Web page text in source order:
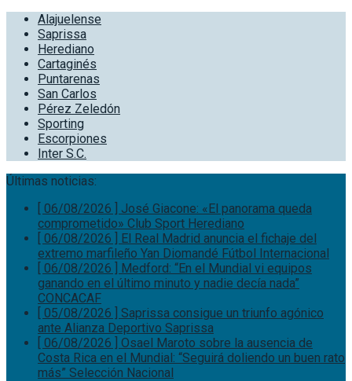
Alajuelense
Saprissa
Herediano
Cartaginés
Puntarenas
San Carlos
Pérez Zeledón
Sporting
Escorpiones
Inter S.C.
Últimas noticias:
[ 06/08/2026 ] José Giacone: «El panorama queda
comprometido» Club Sport Herediano
[ 06/08/2026 ] El Real Madrid anuncia el fichaje del
extremo marfileño Yan Diomandé Fútbol Internacional
[ 06/08/2026 ] Medford: “En el Mundial vi equipos
ganando en el último minuto y nadie decía nada”
CONCACAF
[ 05/08/2026 ] Saprissa consigue un triunfo agónico
ante Alianza Deportivo Saprissa
[ 06/08/2026 ] Osael Maroto sobre la ausencia de
Costa Rica en el Mundial: “Seguirá doliendo un buen rato
más” Selección Nacional